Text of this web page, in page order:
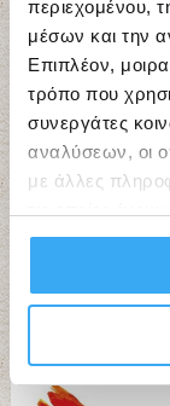
περιεχομένου,
μέσων και την
Επιπλέον,
τρόπο που
συνεργάτες
αναλύσεων, οι
με άλλες
σας χρήση των